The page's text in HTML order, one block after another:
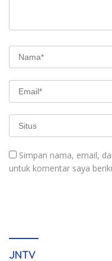
Simpan nama, email,
untuk komentar saya
JNTV